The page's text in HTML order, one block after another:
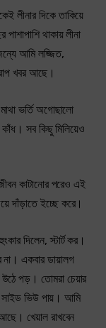
লীনার দিকে তাকিয়ে
থাকায় লীনা
আমি লজ্জিত,
খবর আছে।
ভর্তি অগোছালো
সব কিছু মিলিয়েও
কাটানোর পরেও এই
দাঁড়াতে ইচ্ছে করে।
দিলেন, স্টার্ট কর।
একবার ডায়ালগ
পড়। তোমরা চেয়ার
সাইড ভিউ পায়। আমি
খেয়াল রাখবেন